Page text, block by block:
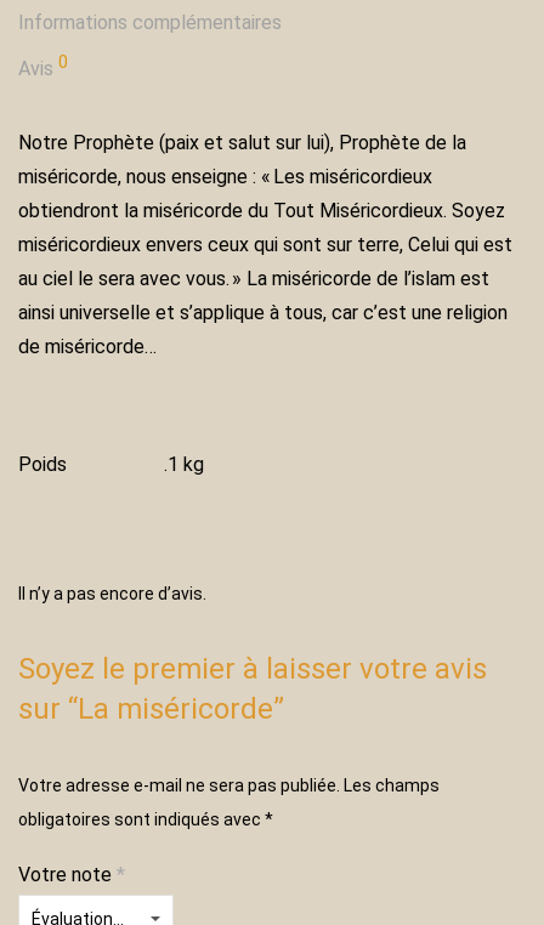
Informations complémentaires
Avis 0
Notre Prophète (paix et salut sur lui), Prophète de la
miséricorde, nous enseigne : « Les miséricordieux
obtiendront la miséricorde du Tout Miséricordieux. Soyez
miséricordieux envers ceux qui sont sur terre, Celui qui est
au ciel le sera avec vous. » La miséricorde de l’islam est
ainsi universelle et s’applique à tous, car c’est une religion
de miséricorde…
Poids .1 kg
Il n’y a pas encore d’avis.
Soyez le premier à laisser votre avis
sur “La miséricorde”
Votre adresse e-mail ne sera pas publiée. Les champs
obligatoires sont indiqués avec *
Votre note *